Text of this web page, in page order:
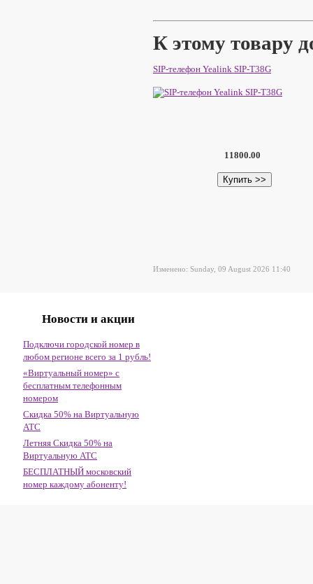
К этому товару
SIP-телефон Yealink SIP-T38G
11800.00
Изменено: Sunday, 09 August 2026 11:40
Новости и акции
Подключи городской номер в
любом регионе всего за 1 рубль!
«Виртуальный номер» с
бесплатным телефонным
номером
Скидка 50% на Виртуальную
АТС
Летняя Скидка 50% на
Виртуальную АТС
БЕСПЛАТНЫЙ московский
номер каждому абоненту!